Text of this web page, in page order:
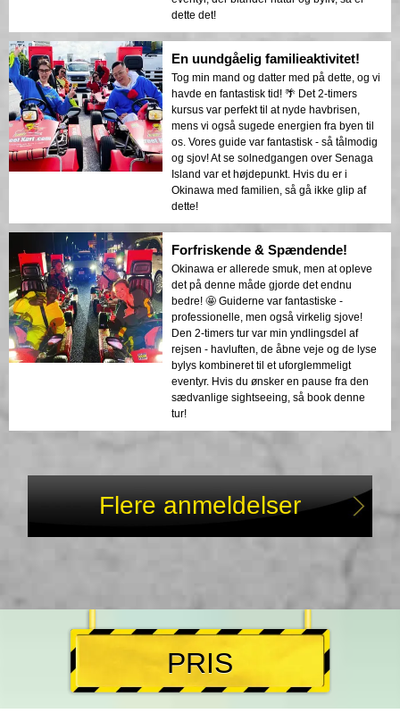
dette det!
En uundgåelig familieaktivitet!
Tog min mand og datter med på dette, og vi
havde en fantastisk tid! 🌴 Det 2-timers
kursus var perfekt til at nyde havbrisen,
mens vi også sugede energien fra byen til
os. Vores guide var fantastisk - så tålmodig
og sjov! At se solnedgangen over Senaga
Island var et højdepunkt. Hvis du er i
Okinawa med familien, så gå ikke glip af
dette!
Forfriskende & Spændende!
Okinawa er allerede smuk, men at opleve
det på denne måde gjorde det endnu
bedre! 🤩 Guiderne var fantastiske -
professionelle, men også virkelig sjove!
Den 2-timers tur var min yndlingsdel af
rejsen - havluften, de åbne veje og de lyse
bylys kombineret til et uforglemmeligt
eventyr. Hvis du ønsker en pause fra den
sædvanlige sightseeing, så book denne
tur!
Flere anmeldelser
PRIS